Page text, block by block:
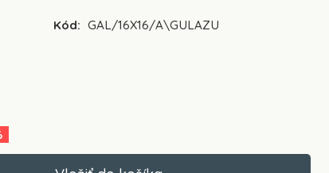
Kód: GAL/16X16/A\GULAZU